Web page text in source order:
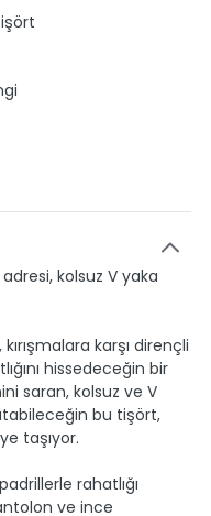
adresi, kolsuz V yaka
karşı dirençli
hissedeceğin bir
saran, kolsuz ve V
bu tişört,
taşıyor.
rahatlığı
ve ince